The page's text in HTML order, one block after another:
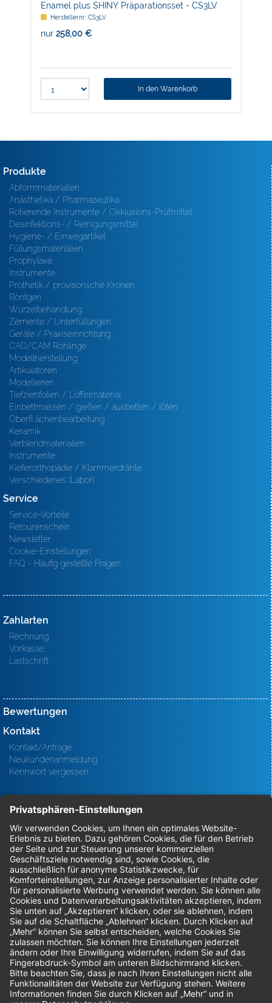
Enamel plus SHINY Präparationsset - CS3LV
Herstellernr: CS3LV
nur 258,00 €
In den Warenkorb
Produkte
Abformmaterialien
Anästhetika / Pharmazeutika
Rotierende Instrumente / Okklusions-Prüfmittel
Desinfektions- / Reinigungsmittel
Hygiene- / Einwegartikel
Füllungsmaterialien
Prophylaxe
Instrumente
Prothetik / provisorische Kronen
Röntgen
Wurzelbehandlung
Zemente / Unterfüllungen
Geräte / Praxiseinrichtung
CAD/CAM Rohlinge
Modellherstellung
Artikulatoren
Modellieren
Tiefziehfolien / Löffelmaterial
Einbettmassen / gießen / ausbetten / löten
Oberfl ächenbearbeitung
Keramik
Verblendmaterialien
Instrumente
Kieferorthopädie / Klammerdrähte
Verschiedenes (Labor)
Service
Service-Vorteile
Retourenschein
Newsletter
Cookie-Einstellungen
FAQ - Häufig gestellte Fragen
Zahlarten
Rechnung
Vorkasse
Lastschrift
Bewertungen
Kontakt
Kontakt/Anfrage
Neukundenanmeldung
Kennwort vergessen
Bestellungen
Sendung verfolgen
Geprüfter Shop